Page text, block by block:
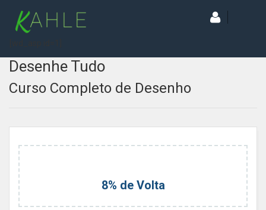
Desenhe Tudo
Curso Completo de Desenho
8% de Volta